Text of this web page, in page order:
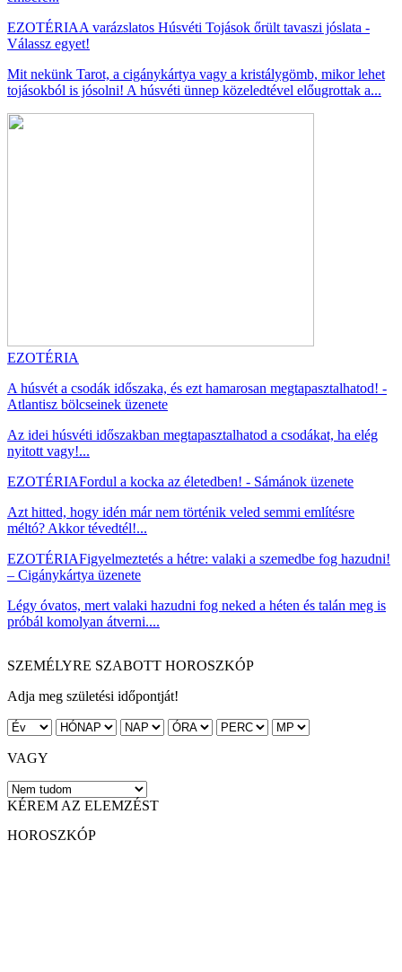
EZOTÉRIAA varázslatos Húsvéti Tojások őrült tavaszi jóslata -
Válassz egyet!
Mit nekünk Tarot, a cigánykártya vagy a kristálygömb, mikor lehet
tojásokból is jósolni! A húsvéti ünnep közeledtével előugrottak a...
EZOTÉRIA
A húsvét a csodák időszaka, és ezt hamarosan megtapasztalhatod! -
Atlantisz bölcseinek üzenete
Az idei húsvéti időszakban megtapasztalhatod a csodákat, ha elég
nyitott vagy!...
EZOTÉRIAFordul a kocka az életedben! - Sámánok üzenete
Azt hitted, hogy idén már nem történik veled semmi említésre
méltó? Akkor tévedtél!...
EZOTÉRIAFigyelmeztetés a hétre: valaki a szemedbe fog hazudni!
– Cigánykártya üzenete
Légy óvatos, mert valaki hazudni fog neked a héten és talán meg is
próbál komolyan átverni....
SZEMÉLYRE SZABOTT HOROSZKÓP
Adja meg születési időpontját!
VAGY
KÉREM AZ ELEMZÉST
HOROSZKÓP